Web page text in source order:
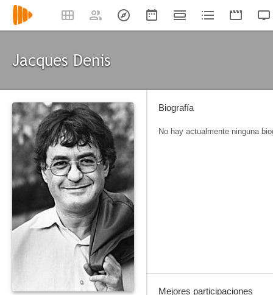
Jacques Denis
Biografía
No hay actualmente ninguna
Mejores participaciones